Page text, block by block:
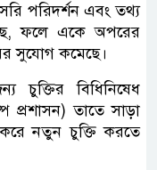
পরিদর্শন এবং তথ্য
ফলে একে অপরের
সুযোগ কমেছে।
চুক্তির বিধিনিষেধ
প্রশাসন) তাতে সাড়া
করে নতুন চুক্তি করতে